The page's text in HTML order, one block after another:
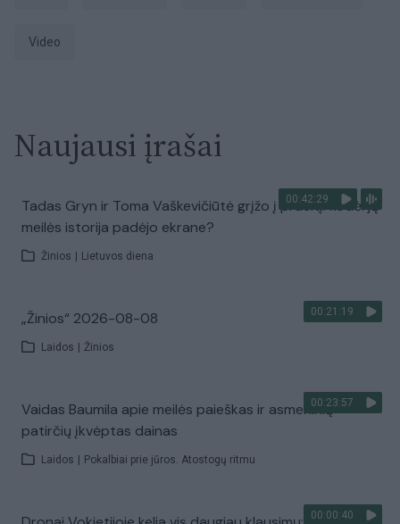
Video
Naujausi įrašai
00:42:29
Tadas Gryn ir Toma Vaškevičiūtė grįžo į praeitį: kodėl jų
meilės istorija padėjo ekrane?
Žinios Lietuvos diena
00:21:19
„Žinios“ 2026-08-08
Laidos Žinios
00:23:57
Vaidas Baumila apie meilės paieškas ir asmeninių
patirčių įkvėptas dainas
Laidos Pokalbiai prie jūros. Atostogų ritmu
00:00:40